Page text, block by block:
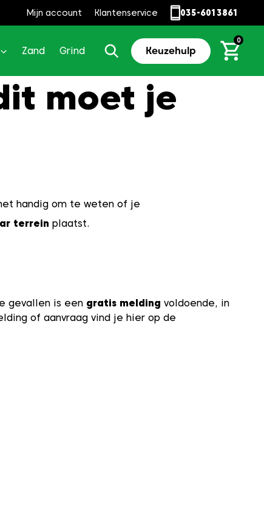
Zand Grind Keuzehulp
0
Mijn account Klantenservice 035-6013861
moet je
handig om te weten of je
terrein plaatst.
gevallen is een gratis melding voldoende, in
of aanvraag vind je hier op de